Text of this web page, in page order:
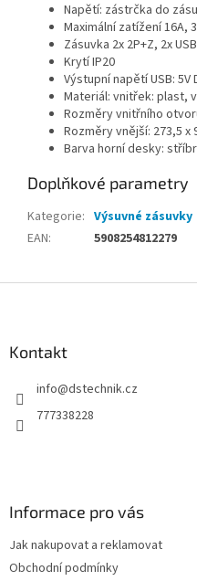
Napětí: zástrčka do
Maximální zatížení 16A,
Zásuvka 2x 2P+Z, 2x USB
Krytí IP20
Výstupní napětí USB: 5V
Materiál: vnitřek: plast,
Rozměry vnitřního
Rozměry vnější: 273,5 x
Barva horní desky:
Doplňkové parametry
Kategorie: Výsuvné zásuvky
EAN: 5908254812279
Kontakt
info@dstechnik.cz
777338228
Informace pro vás
Jak nakupovat a reklamovat
Obchodní podmínky